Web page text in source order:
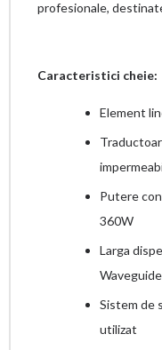
profesionale,
Caracteristici cheie:
Element
Putere
360W
Larga
Sistem de
utilizat